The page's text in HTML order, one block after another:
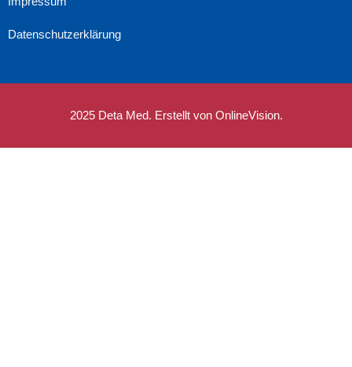
Datenschutzerklärung
2025 Deta Med. Erstellt von OnlineVision.